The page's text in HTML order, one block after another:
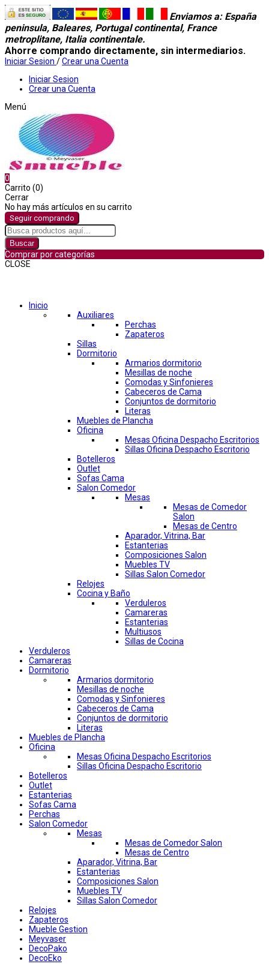
Enviamos a: España
peninsula, Baleares, Portugal continental, France
metroplitane, Italia continentale.
Ahorre comprando directamente, sin intermediarios.
Iniciar Sesion /Crear una Cuenta
Iniciar Sesion
Crear una Cuenta
Menú
0
Carrito (0)
Cerrar
No hay más artículos en su carrito
Seguir comprando
Buscar
Comprar por categorías
CLOSE
Inicio
Auxiliares
Perchas
Zapateros
Sillas
Dormitorio
Armarios dormitorio
Mesillas de noche
Comodas y Sinfonieres
Cabeceros de Cama
Conjuntos de dormitorio
Literas
Muebles de Plancha
Oficina
Mesas Oficina Despacho Escritorios
Sillas Oficina Despacho Escritorio
Botelleros
Outlet
Sofas Cama
Salon Comedor
Mesas
Mesas de Comedor
Salon
Mesas de Centro
Aparador, Vitrina, Bar
Estanterias
Composiciones Salon
Muebles TV
Sillas Salon Comedor
Relojes
Cocina y Baño
Verduleros
Camareras
Estanterias
Multiusos
Sillas de Cocina
Verduleros
Camareras
Dormitorio
Armarios dormitorio
Mesillas de noche
Comodas y Sinfonieres
Cabeceros de Cama
Conjuntos de dormitorio
Literas
Muebles de Plancha
Oficina
Mesas Oficina Despacho Escritorios
Sillas Oficina Despacho Escritorio
Botelleros
Outlet
Estanterias
Sofas Cama
Perchas
Salon Comedor
Mesas
Mesas de Comedor Salon
Mesas de Centro
Aparador, Vitrina, Bar
Estanterias
Composiciones Salon
Muebles TV
Sillas Salon Comedor
Relojes
Zapateros
Mueble Gestion
Meyvaser
DecoPako
DecoEko